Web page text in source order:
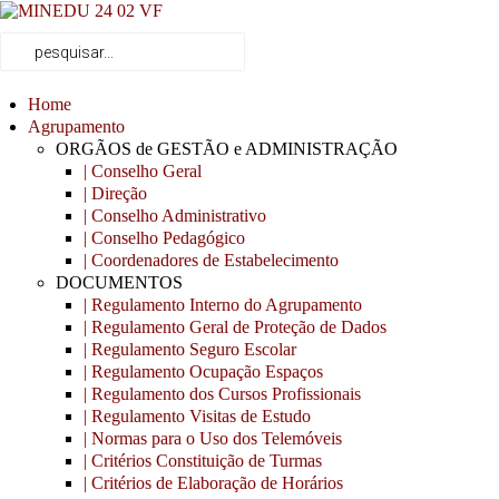
Home
Agrupamento
ORGÃOS de GESTÃO e ADMINISTRAÇÃO
| Conselho Geral
| Direção
| Conselho Administrativo
| Conselho Pedagógico
| Coordenadores de Estabelecimento
DOCUMENTOS
| Regulamento Interno do Agrupamento
| Regulamento Geral de Proteção de Dados
| Regulamento Seguro Escolar
| Regulamento Ocupação Espaços
| Regulamento dos Cursos Profissionais
| Regulamento Visitas de Estudo
| Normas para o Uso dos Telemóveis
| Critérios Constituição de Turmas
| Critérios de Elaboração de Horários